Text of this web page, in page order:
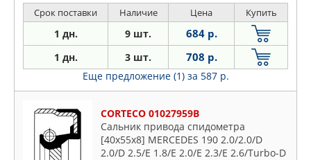
Срок поставки Наличие Цена Купить
1 дн. 9 шт. 684 р.
1 дн. 3 шт. 708 р.
Еще предложение (1) за 587 р.
CORTECO 01027959B
Сальник привода спидометра
[40x55x8] MERCEDES 190 2.0/2.0/D
2.0/D 2.5/E 1.8/E 2.0/E 2.3/E 2.6/Turbo-D